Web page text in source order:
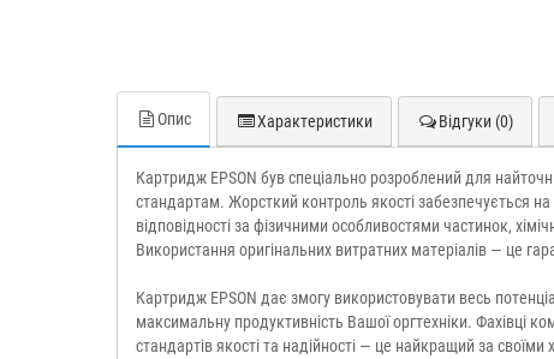
Опис Характеристики Відгуки (0)
Картридж EPSON був спеціально розроблений для
стандартам. Жорсткий контроль якості забезпечується
відповідності за фізичними особливостями частинок,
Використання оригінальних витратних матеріалів — це
Картридж EPSON дає змогу використовувати весь
максимальну продуктивність Вашої оргтехніки. Фахівці
стандартів якості та надійності — це найкращий за